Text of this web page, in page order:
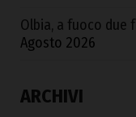
Olbia, a fuoco due
Agosto 2026
ARCHIVI